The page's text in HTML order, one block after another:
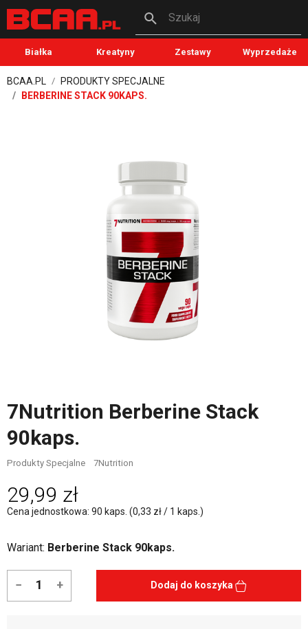
Szukaj
Białka Kreatyny Zestawy Wyprzedaże
BCAA.PL
PRODUKTY SPECJALNE
BERBERINE STACK 90KAPS.
7Nutrition Berberine Stack
90kaps.
Produkty Specjalne 7Nutrition
29,99 zł
Cena jednostkowa: 90 kaps. (0,33 zł / 1 kaps.)
Wariant: Berberine Stack 90kaps.
− + Dodaj do koszyka